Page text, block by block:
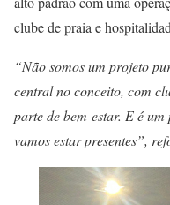
clube de praia e
“Não somos um projeto
central no conceito, com
parte de bem-estar. E é
vamos estar presentes”,